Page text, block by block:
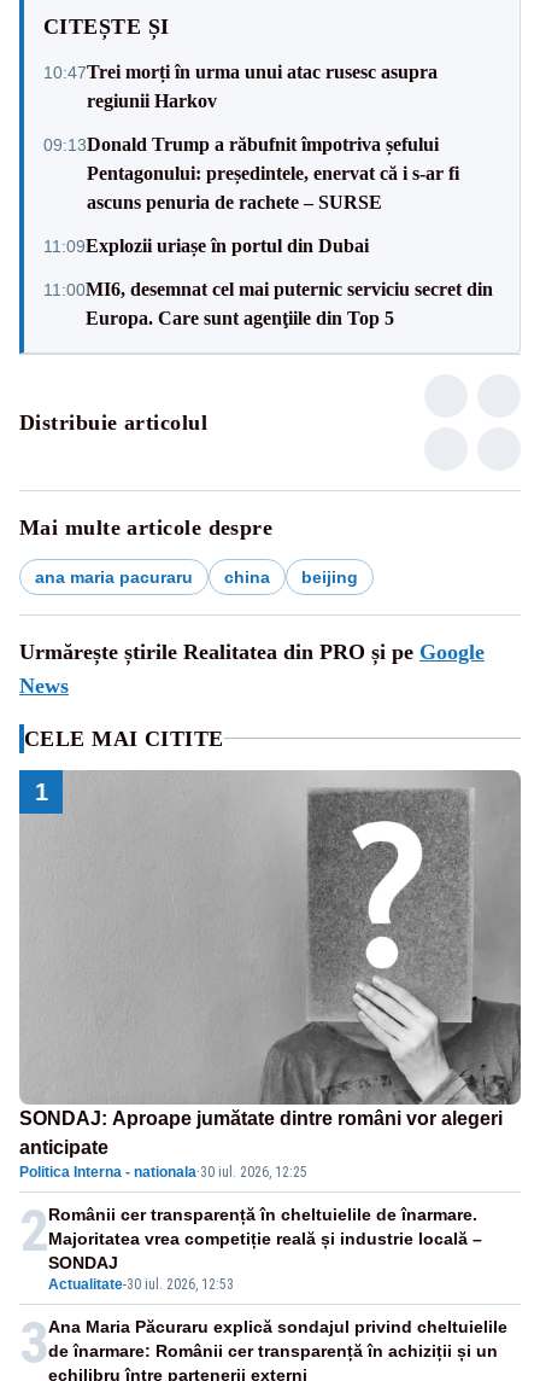
CITEȘTE ȘI
10:47Trei morți în urma unui atac rusesc asupra
regiunii Harkov
09:13Donald Trump a răbufnit împotriva șefului
Pentagonului: președintele, enervat că i s-ar fi
ascuns penuria de rachete – SURSE
11:09Explozii uriașe în portul din Dubai
11:00MI6, desemnat cel mai puternic serviciu secret din
Europa. Care sunt agenţiile din Top 5
Distribuie articolul
Mai multe articole despre
ana maria pacuraru china beijing
Urmărește știrile Realitatea din PRO și pe Google
News
CELE MAI CITITE
1
SONDAJ: Aproape jumătate dintre români vor alegeri
anticipate
Politica Interna - nationala·30 iul. 2026, 12:25
2
Actualitate-30 iul. 2026, 12:53
Românii cer transparență în cheltuielile de înarmare.
Majoritatea vrea competiție reală și industrie locală –
SONDAJ
3Ana Maria Păcuraru explică sondajul privind cheltuielile
de înarmare: Românii cer transparență în achiziții și un
echilibru între partenerii externi